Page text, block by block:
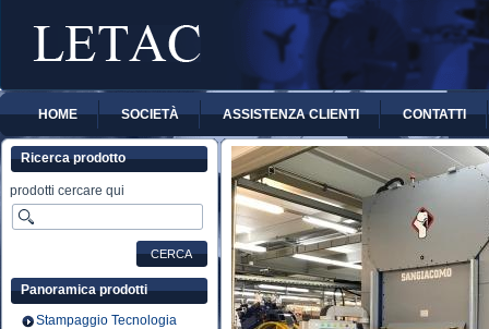
HOME SOCIETÀ ASSISTENZA CLIENTI CONTATTI
Ricerca prodotto
prodotti cercare qui
Panoramica prodotti
Stampaggio Tecnologia